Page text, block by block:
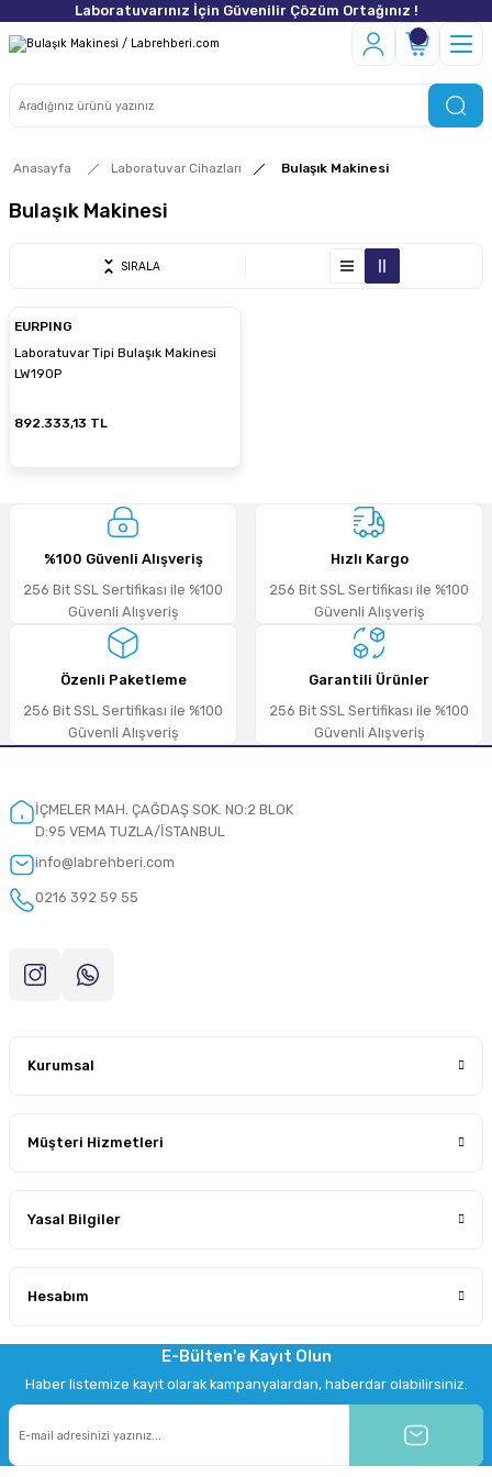
Laboratuvarınız İçin Güvenilir Çözüm Ortağınız !
Anasayfa Laboratuvar Cihazları Bulaşık Makinesi
Bulaşık Makinesi
SIRALA
EURPING
Laboratuvar Tipi Bulaşık Makinesi
LW190P
892.333,13 TL
%100 Güvenli Alışveriş
256 Bit SSL Sertifikası ile %100
Güvenli Alışveriş
Hızlı Kargo
256 Bit SSL Sertifikası ile %100
Güvenli Alışveriş
Özenli Paketleme
256 Bit SSL Sertifikası ile %100
Güvenli Alışveriş
Garantili Ürünler
256 Bit SSL Sertifikası ile %100
Güvenli Alışveriş
İÇMELER MAH. ÇAĞDAŞ SOK. NO:2 BLOK
D:95 VEMA TUZLA/İSTANBUL
info@labrehberi.com
0216 392 59 55
Kurumsal
Müşteri Hizmetleri
Yasal Bilgiler
Hesabım
E-Bülten'e Kayıt Olun
Haber listemize kayıt olarak kampanyalardan, haberdar olabilirsiniz.